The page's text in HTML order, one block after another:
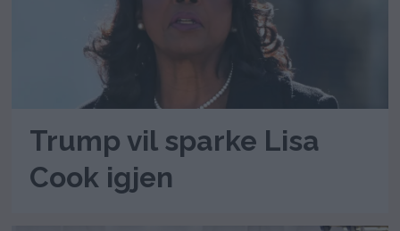
Trump vil sparke Lisa
Cook igjen